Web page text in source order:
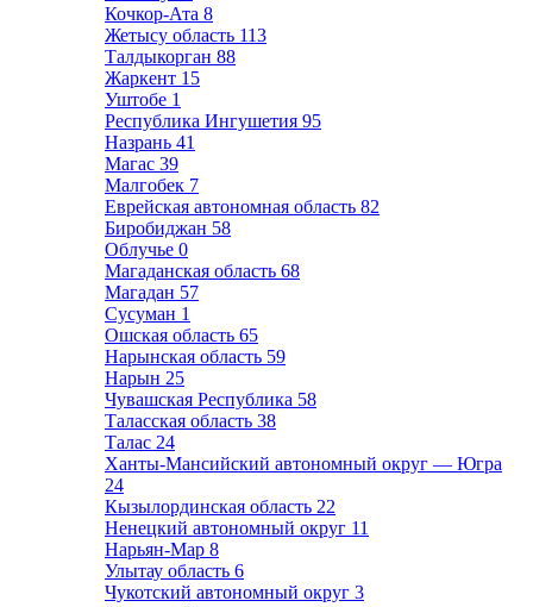
Кочкор-Ата 8
Жетысу область 113
Талдыкорган 88
Жаркент 15
Уштобе 1
Республика Ингушетия 95
Назрань 41
Магас 39
Малгобек 7
Еврейская автономная область 82
Биробиджан 58
Облучье 0
Магаданская область 68
Магадан 57
Сусуман 1
Ошская область 65
Нарынская область 59
Нарын 25
Чувашская Республика 58
Таласская область 38
Талас 24
Ханты-Мансийский автономный округ — Югра
24
Кызылординская область 22
Ненецкий автономный округ 11
Нарьян-Мар 8
Улытау область 6
Чукотский автономный округ 3